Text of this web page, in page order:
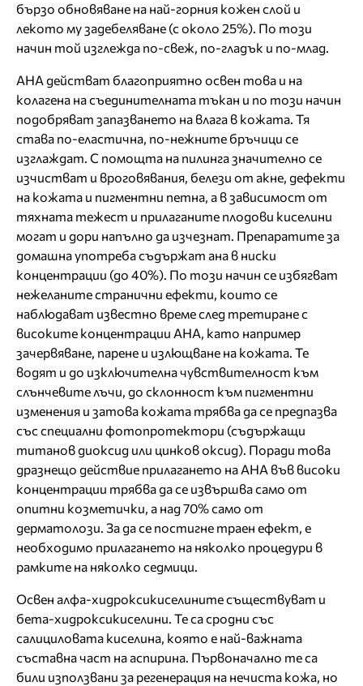
бързо обновяване на най-горния кожен слой и
лекото му задебеляване (с около 25%). По този
начин той изглежда по-свеж, по-гладък и по-млад.
АНА действат благоприятно освен това и на
колагена на съединителната тъкан и по този начин
подобряват запазването на влага в кожата. Тя
става по-еластична, по-нежните бръчици се
изглаждат. С помощта на пилинга значително се
изчистват и вроговявания, белези от акне, дефекти
на кожата и пигментни петна, а в зависимост от
тяхната тежест и прилаганите плодови киселини
могат и дори напълно да изчезнат. Препаратите за
домашна употреба съдържат ана в ниски
концентрации (до 40%). По този начин се избягват
нежеланите странични ефекти, които се
наблюдават известно време след третиране с
високите концентрации АНА, като например
зачервяване, парене и излющване на кожата. Те
водят и до изключителна чувствителност към
слънчевите лъчи, до склонност към пигментни
изменения и затова кожата трябва да се предпазва
със специални фотопротектори (съдържащи
титанов диоксид или цинков оксид). Поради това
дразнещо действие прилагането на АНА във високи
концентрации трябва да се извършва само от
опитни козметички, а над 70% само от
дерматолози. За да се постигне траен ефект, е
необходимо прилагането на няколко процедури в
рамките на няколко седмици.
Освен алфа-хидроксикиселините съществуват и
бета-хидроксикиселини. Те са сродни със
салициловата киселина, която е най-важната
съставна част на аспирина. Първоначално те са
били използвани за регенерация на нечиста кожа, но